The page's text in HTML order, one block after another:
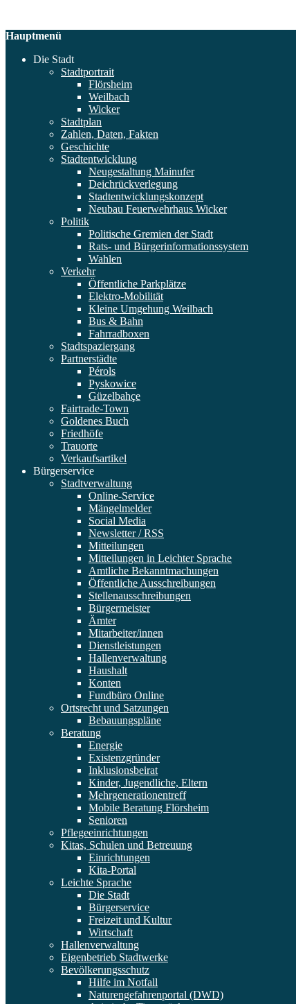
Hauptmenü
Die Stadt
Stadtportrait
Flörsheim
Weilbach
Wicker
Stadtplan
Zahlen, Daten, Fakten
Geschichte
Stadtentwicklung
Neugestaltung Mainufer
Deichrückverlegung
Stadtentwicklungskonzept
Neubau Feuerwehrhaus Wicker
Politik
Politische Gremien der Stadt
Rats- und Bürgerinformationssystem
Wahlen
Verkehr
Öffentliche Parkplätze
Elektro-Mobilität
Kleine Umgehung Weilbach
Bus & Bahn
Fahrradboxen
Stadtspaziergang
Partnerstädte
Pérols
Pyskowice
Güzelbahçe
Fairtrade-Town
Goldenes Buch
Friedhöfe
Trauorte
Verkaufsartikel
Bürgerservice
Stadtverwaltung
Online-Service
Mängelmelder
Social Media
Newsletter / RSS
Mitteilungen
Mitteilungen in Leichter Sprache
Amtliche Bekanntmachungen
Öffentliche Ausschreibungen
Stellenausschreibungen
Bürgermeister
Ämter
Mitarbeiter/innen
Dienstleistungen
Hallenverwaltung
Haushalt
Konten
Fundbüro Online
Ortsrecht und Satzungen
Bebauungspläne
Beratung
Energie
Existenzgründer
Inklusionsbeirat
Kinder, Jugendliche, Eltern
Mehrgenerationentreff
Mobile Beratung Flörsheim
Senioren
Pflegeeinrichtungen
Kitas, Schulen und Betreuung
Einrichtungen
Kita-Portal
Leichte Sprache
Die Stadt
Bürgerservice
Freizeit und Kultur
Wirtschaft
Hallenverwaltung
Eigenbetrieb Stadtwerke
Bevölkerungsschutz
Hilfe im Notfall
Naturengefahrenportal (DWD)